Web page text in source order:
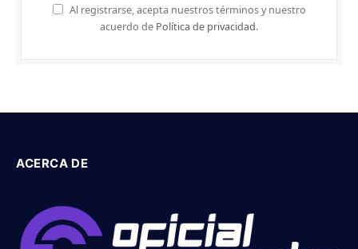
Al registrarse, acepta nuestros términos y nuestro
acuerdo de Política de privacidad.
ACERCA DE